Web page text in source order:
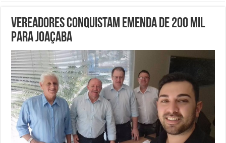
Vereadores conquistam emenda de 200 mil
para Joaçaba